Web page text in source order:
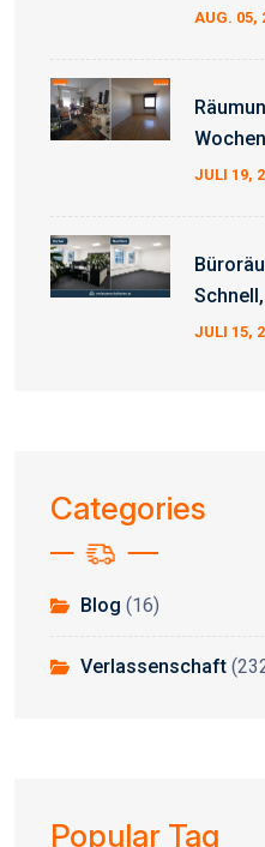
AUG. 05,
JULI 19,
Fixpreis
JULI 15,
Categories
Blog (16)
Verlassenschaft
Popular Tag